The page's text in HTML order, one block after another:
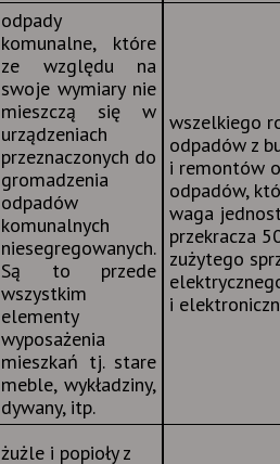
odpady
komunalne, które
ze względu na
swoje wymiary nie
mieszczą się w
urządzeniach
przeznaczonych do
gromadzenia
odpadów
komunalnych
niesegregowanych.
Są to przede
wszystkim
elementy
wyposażenia
mieszkań tj. stare
meble, wykładziny,
dywany, itp.
wszelkiego
odpadów z
i remontów
odpadów,
waga
przekracza
zużytego
i
żużle i popioły z